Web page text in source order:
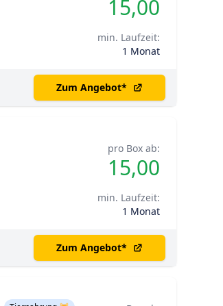
15,00
min. Laufzeit:
1 Monat
Zum Angebot*
pro Box ab:
15,00
min. Laufzeit:
1 Monat
Zum Angebot*